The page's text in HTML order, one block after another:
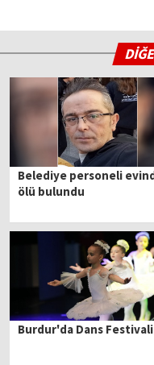
Belediye personeli
ölü bulundu
Burdur'da Dans Festivali